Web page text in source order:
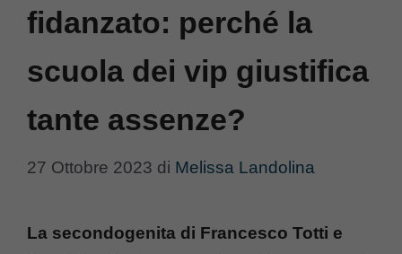
fidanzato: perché la
scuola dei vip giustifica
tante assenze?
27 Ottobre 2023 di Melissa Landolina
La secondogenita di Francesco Totti e